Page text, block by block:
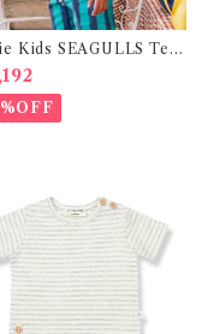
Kids SEAGULLS Tee
8Y)